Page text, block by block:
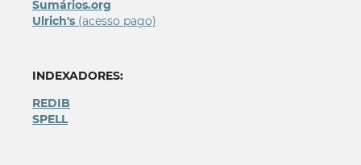
Sumários.org
Ulrich's(acesso pago)
INDEXADORES:
REDIB
SPELL